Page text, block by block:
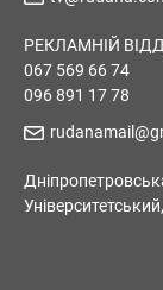
РЕКЛАМНІЙ
067 569 66 74
096 891 17 78